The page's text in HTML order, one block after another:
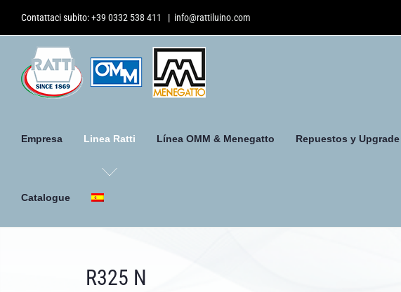
content
Contattaci subito:+39 0332 538 411 | info@rattiluino.com
Empresa Linea Ratti Línea OMM & Menegatto Repuestos y Upgrade
Catalogue
R325 N